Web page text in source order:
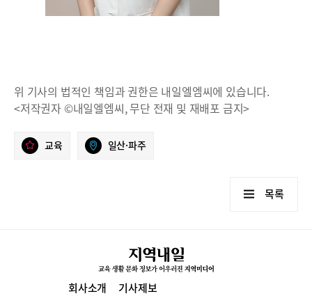
위 기사의 법적인 책임과 권한은 내일엘엠씨에 있습니다.
<저작권자 ©내일엘엠씨, 무단 전재 및 재배포 금지>
교육 일산·파주
목록
회사소개 기사제보